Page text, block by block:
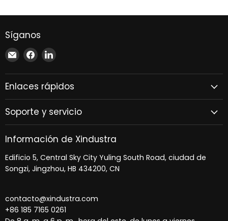
Síganos
Encuéntrenos
en
Correo
electrónico
Encuéntrenos
en
Facebook
Encuéntrenos
LinkedIn
Enlaces rápidos
Soporte y servicio
Información de Xindustra
Edificio 5, Central Sky City Yuling South Road, ciudad de
Songzi, Jingzhou, HB 434200, CN
contacto@xindustra.com
+86 185 7165 0261